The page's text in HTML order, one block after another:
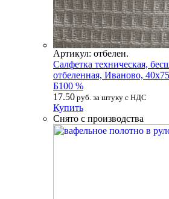
Артикул: отбелен.
Салфетка техническая,
отбеленная, Иваново,
Б100 %
17.50 руб. за штуку с НДС
Купить
Снято с производства